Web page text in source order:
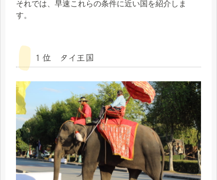
それでは、早速これらの条件に近い国を紹介しま
す。
１位 タイ王国